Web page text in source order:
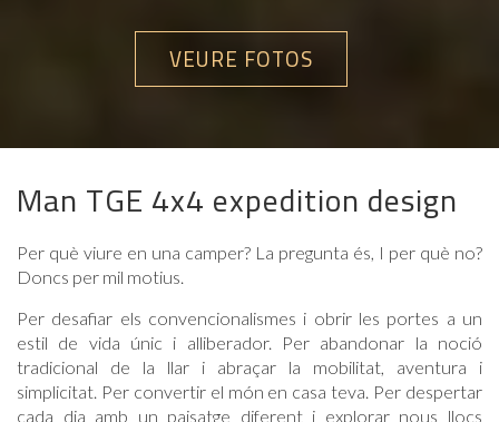
VEURE FOTOS
Man TGE 4x4 expedition design
Per què viure en una camper? La pregunta és, I per què no?
Doncs per mil motius.
Per desafiar els convencionalismes i obrir les portes a un
estil de vida únic i alliberador. Per abandonar la noció
tradicional de la llar i abraçar la mobilitat, aventura i
simplicitat. Per convertir el món en casa teva. Per despertar
cada dia amb un paisatge diferent i explorar nous llocs